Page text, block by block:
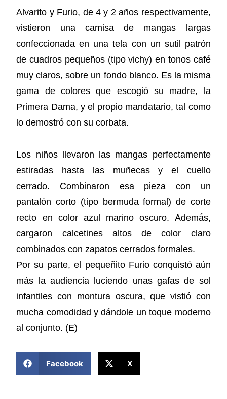
Alvarito y Furio, de 4 y 2 años respectivamente,
vistieron una camisa de mangas largas
confeccionada en una tela con un sutil patrón
de cuadros pequeños (tipo vichy) en tonos café
muy claros, sobre un fondo blanco. Es la misma
gama de colores que escogió su madre, la
Primera Dama, y el propio mandatario, tal como
lo demostró con su corbata.
Los niños llevaron las mangas perfectamente
estiradas hasta las muñecas y el cuello
cerrado. Combinaron esa pieza con un
pantalón corto (tipo bermuda formal) de corte
recto en color azul marino oscuro. Además,
cargaron calcetines altos de color claro
combinados con zapatos cerrados formales.
Por su parte, el pequeñito Furio conquistó aún
más la audiencia luciendo unas gafas de sol
infantiles con montura oscura, que vistió con
mucha comodidad y dándole un toque moderno
al conjunto. (E)
Facebook X